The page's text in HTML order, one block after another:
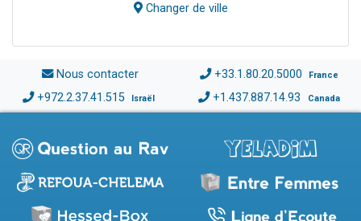
Changer de ville
Nous contacter +33.1.80.20.5000 France
+972.2.37.41.515 Israël +1.437.887.14.93 Canada